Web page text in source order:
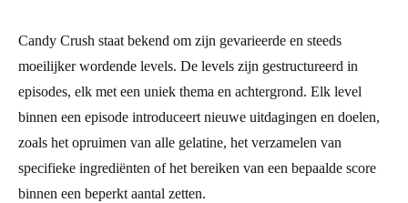
Candy Crush staat bekend om zijn gevarieerde en steeds
moeilijker wordende levels. De levels zijn gestructureerd in
episodes, elk met een uniek thema en achtergrond. Elk level
binnen een episode introduceert nieuwe uitdagingen en doelen,
zoals het opruimen van alle gelatine, het verzamelen van
specifieke ingrediënten of het bereiken van een bepaalde score
binnen een beperkt aantal zetten.